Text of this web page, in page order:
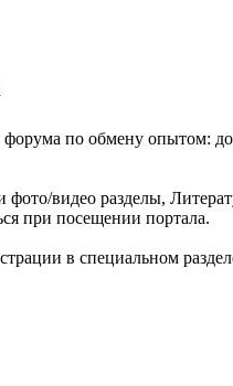
форума по обмену
видео разделы,
при посещении портала.
в специальном